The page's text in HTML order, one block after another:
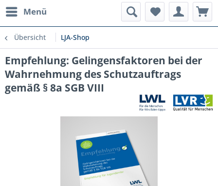
Menü
Übersicht LJA-Shop
Empfehlung: Gelingensfaktoren bei der
Wahrnehmung des Schutzauftrags
gemäß § 8a SGB VIII